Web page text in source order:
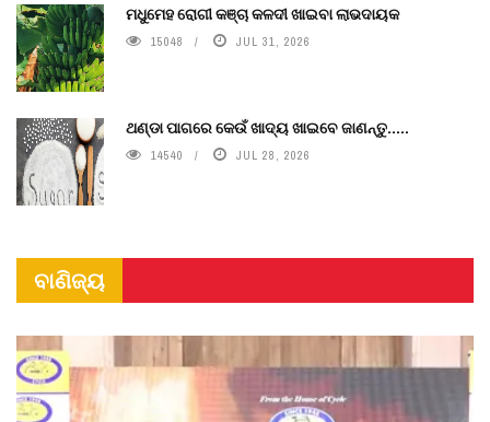
ମଧୁମେହ ରୋଗୀ କଞ୍ଚା କଳଦୀ ଖାଇବା ଲାଭଦାୟକ
15048 JUL 31, 2026
ଥଣ୍ଡା ପାଗରେ କେଉଁ ଖାଦ୍ୟ ଖାଇବେ ଜାଣନ୍ତୁ.....
14540 JUL 28, 2026
ବାଣିଜ୍ୟ